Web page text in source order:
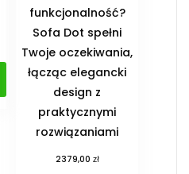
funkcjonalność?
Sofa Dot spełni
Twoje oczekiwania,
łącząc elegancki
design z
praktycznymi
rozwiązaniami
2379,00 zł